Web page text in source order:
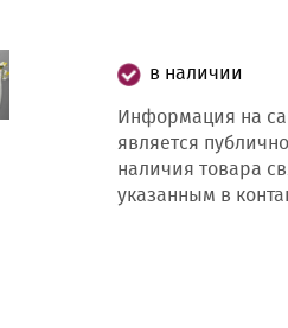
в наличии
Информация на
является
наличия товара
указанным в